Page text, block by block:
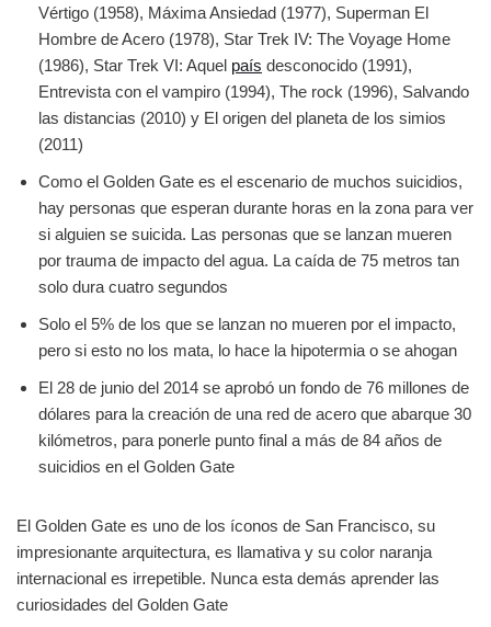
Vértigo (1958), Máxima Ansiedad (1977), Superman El
Hombre de Acero (1978), Star Trek IV: The Voyage Home
(1986), Star Trek VI: Aquel país desconocido (1991),
Entrevista con el vampiro (1994), The rock (1996), Salvando
las distancias (2010) y El origen del planeta de los simios
(2011)
Como el Golden Gate es el escenario de muchos suicidios,
hay personas que esperan durante horas en la zona para ver
si alguien se suicida. Las personas que se lanzan mueren
por trauma de impacto del agua. La caída de 75 metros tan
solo dura cuatro segundos
Solo el 5% de los que se lanzan no mueren por el impacto,
pero si esto no los mata, lo hace la hipotermia o se ahogan
El 28 de junio del 2014 se aprobó un fondo de 76 millones de
dólares para la creación de una red de acero que abarque 30
kilómetros, para ponerle punto final a más de 84 años de
suicidios en el Golden Gate
El Golden Gate es uno de los íconos de San Francisco, su
impresionante arquitectura, es llamativa y su color naranja
internacional es irrepetible. Nunca esta demás aprender las
curiosidades del Golden Gate